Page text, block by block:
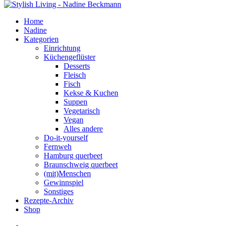
Home
Nadine
Kategorien
Einrichtung
Küchengeflüster
Desserts
Fleisch
Fisch
Kekse & Kuchen
Suppen
Vegetarisch
Vegan
Alles andere
Do-it-yourself
Fernweh
Hamburg querbeet
Braunschweig querbeet
(mit)Menschen
Gewinnspiel
Sonstiges
Rezepte-Archiv
Shop